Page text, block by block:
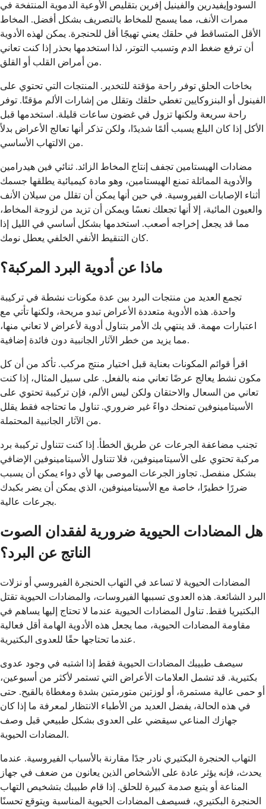
السودوإيفيدرين والفينيل إفرين بتقليص الأوعية الدموية المنتفخة في
ممرات الأنف، مما يسمح للمخاط بالتصريف بشكل أفضل. المخاط
الأقل المتساقط في حلقك يعني تهيجًا أقل للحنجرة. يمكن لهذه الأدوية
أن ترفع ضغط الدم وتسبب التوتر، لذا استخدمها بحذر إذا كنت تعاني
من أمراض القلب أو القلق.
بخاخات الحلق توفر راحة مؤقتة للتخدير. المنتجات التي تحتوي على
الفينول أو البنزوكايين تغطي حلقك وتقلل من إشارات الألم مؤقتًا. توفر
راحة سريعة ولكنها تزول في غضون ساعات قليلة. استخدمها قبل
الأكل إذا كان البلع يسبب ألمًا شديدًا، ولكن تذكر أنها تعالج الأعراض بدلاً
من الالتهاب الأساسي.
مضادات الهيستامين تجفف إنتاج المخاط الزائد. ثنائي فين هيدرامين
والأدوية المماثلة تمنع الهيستامين، وهو مادة كيميائية يطلقها جسمك
أثناء الإصابات الفيروسية. في حين أنها يمكن أن تقلل من سيلان الأنف
والعيون المائية، إلا أنها تجعلك نعسًا ويمكن أن تزيد من لزوجة المخاط،
مما قد يجعل إخراجه أصعب. استخدمها بشكل أساسي في الليل إذا
كان التنقيط الأنفي الخلفي يعطل نومك.
ماذا عن أدوية البرد المركبة؟
تجمع العديد من منتجات البرد بين عدة مكونات نشطة في تركيبة
واحدة. هذه الأدوية متعددة الأعراض تبدو مريحة، ولكنها تأتي مع
اعتبارات مهمة. قد ينتهي بك الأمر بتناول أدوية لأعراض لا تعاني منها،
مما يزيد من خطر الآثار الجانبية دون فائدة إضافية.
اقرأ قوائم المكونات بعناية قبل اختيار منتج مركب. تأكد من أن كل
مكون نشط يعالج عرضًا تعاني منه بالفعل. على سبيل المثال، إذا كنت
تعاني من السعال والاحتقان ولكن ليس الألم، فإن تركيبة تحتوي على
الأسيتامينوفين تمنحك دواءً غير ضروري. تناول ما تحتاجه فقط يقلل
من الآثار الجانبية المحتملة.
تجنب مضاعفة الجرعات عن طريق الخطأ. إذا كنت تتناول تركيبة برد
مركبة تحتوي على الأسيتامينوفين، فلا تتناول الأسيتامينوفين الإضافي
بشكل منفصل. تجاوز الجرعات الموصى بها لأي دواء يمكن أن يسبب
ضررًا خطيرًا، خاصة مع الأسيتامينوفين، الذي يمكن أن يضر بكبدك
بجرعات عالية.
هل المضادات الحيوية ضرورية لفقدان الصوت
الناتج عن البرد؟
المضادات الحيوية لا تساعد في التهاب الحنجرة الفيروسي أو نزلات
البرد الشائعة. هذه العدوى تسببها الفيروسات، والمضادات الحيوية تقتل
البكتيريا فقط. تناول المضادات الحيوية عندما لا تحتاج إليها يساهم في
مقاومة المضادات الحيوية، مما يجعل هذه الأدوية الهامة أقل فعالية
عندما تحتاجها حقًا للعدوى البكتيرية.
سيصف طبيبك المضادات الحيوية فقط إذا اشتبه في وجود عدوى
بكتيرية. قد تشمل العلامات الأعراض التي تستمر لأكثر من أسبوعين،
أو حمى عالية مستمرة، أو لوزتين متورمتين بشدة ومغطاة بالقيح. حتى
في هذه الحالة، يفضل العديد من الأطباء الانتظار لمعرفة ما إذا كان
جهازك المناعي سيقضي على العدوى بشكل طبيعي قبل وصف
المضادات الحيوية.
التهاب الحنجرة البكتيري نادر جدًا مقارنة بالأسباب الفيروسية. عندما
يحدث، فإنه يؤثر عادة على الأشخاص الذين يعانون من ضعف في جهاز
المناعة أو يتبع صدمة كبيرة للحلق. إذا قام طبيبك بتشخيص التهاب
الحنجرة البكتيري، فسيصف المضادات الحيوية المناسبة ويتوقع تحسنًا